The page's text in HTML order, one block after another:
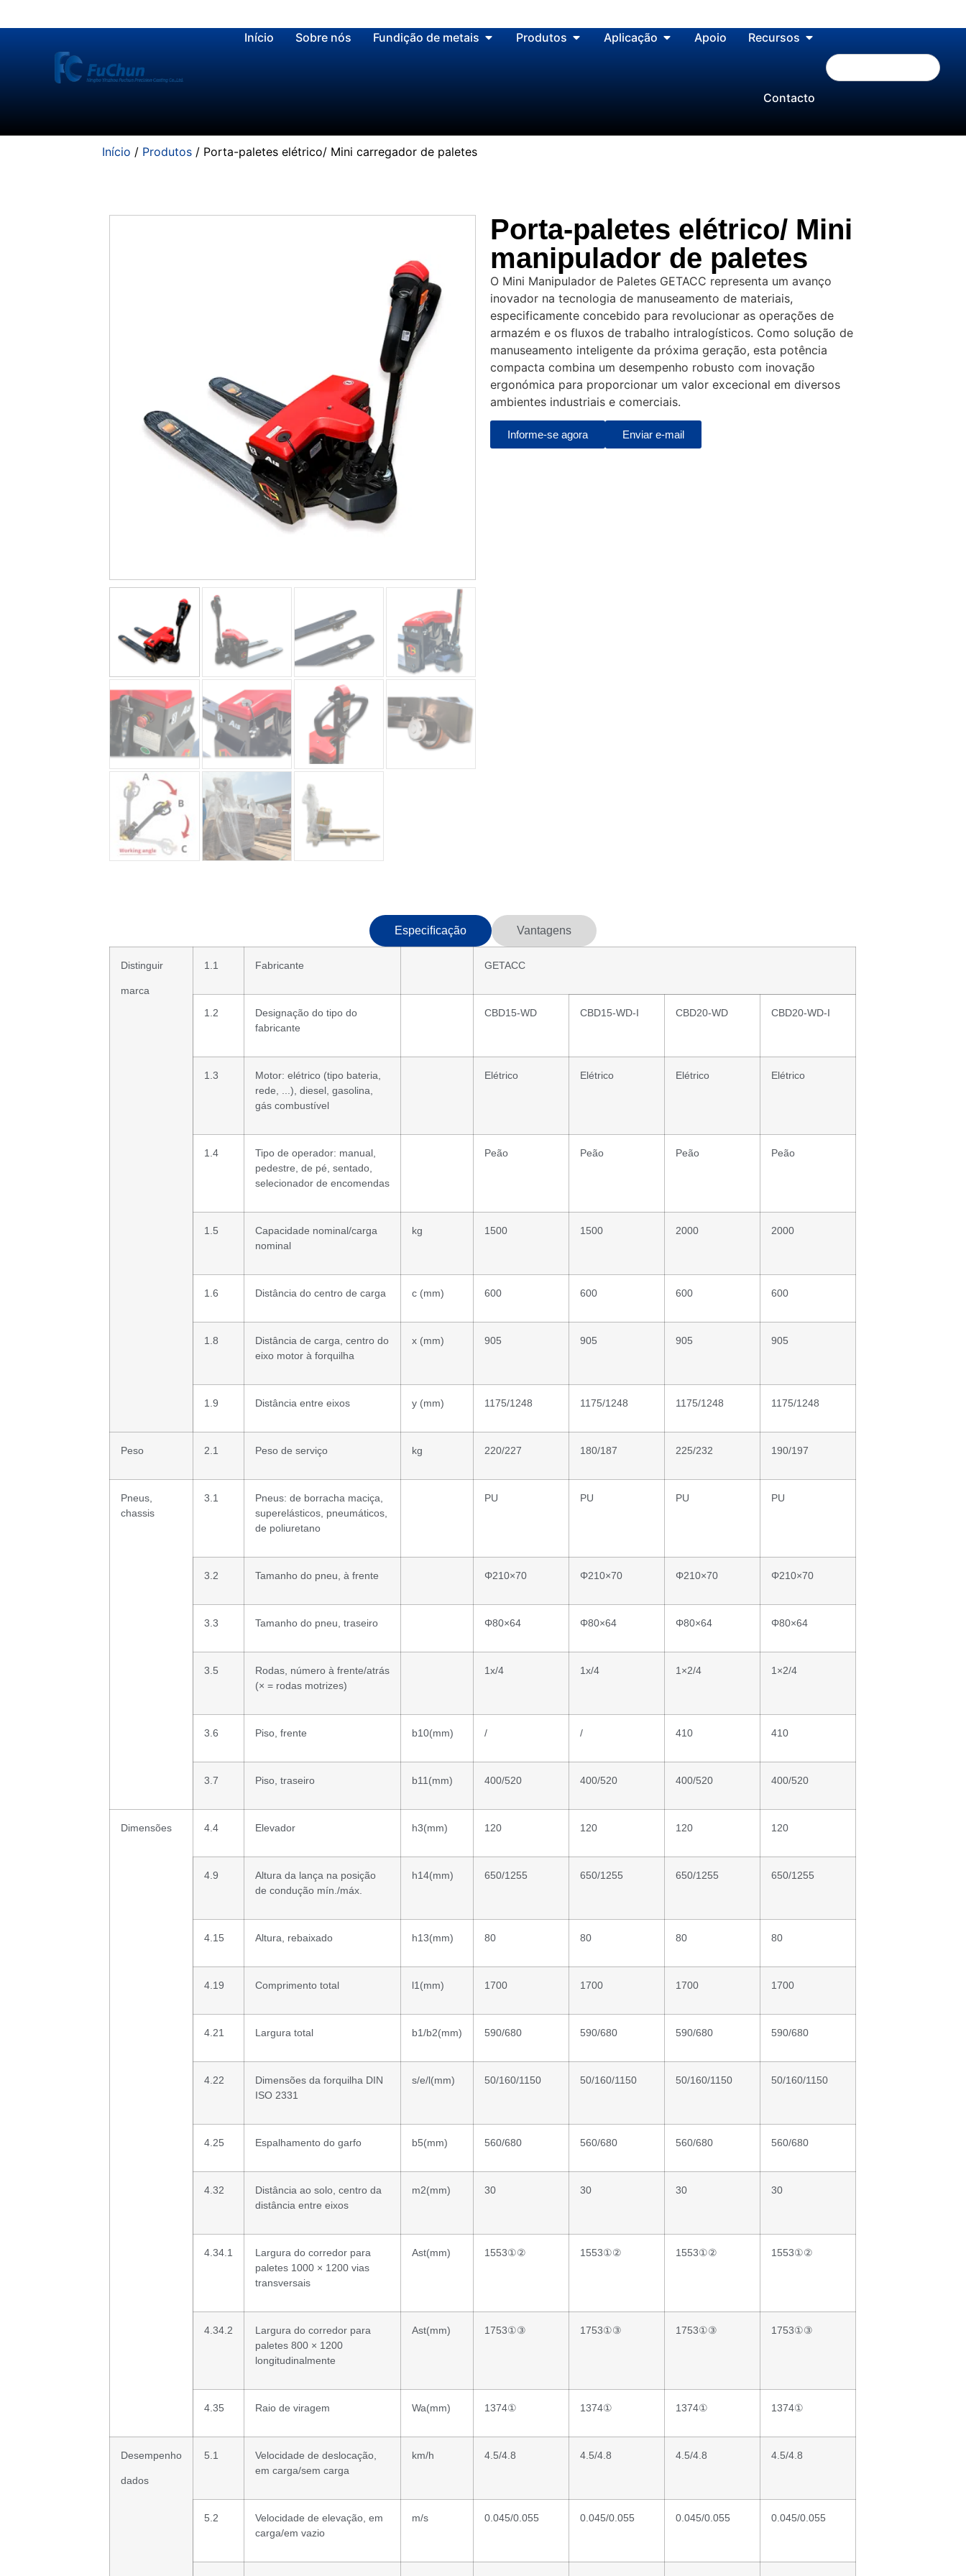
Início Sobre nós Fundição de metais Produtos Aplicação Apoio Recursos
Contacto
Início / Produtos / Porta-paletes elétrico/ Mini carregador de paletes
Porta-paletes elétrico/ Mini
manipulador de paletes
O Mini Manipulador de Paletes GETACC representa um avanço
inovador na tecnologia de manuseamento de materiais,
especificamente concebido para revolucionar as operações de
armazém e os fluxos de trabalho intralogísticos. Como solução de
manuseamento inteligente da próxima geração, esta potência
compacta combina um desempenho robusto com inovação
ergonómica para proporcionar um valor excecional em diversos
ambientes industriais e comerciais.
Informe-se agora Enviar e-mail
Especiﬁcação Vantagens
Distinguir
marca
1.1 Fabricante GETACC
1.2
Designação do tipo do
fabricante
CBD15-WD CBD15-WD-I CBD20-WD CBD20-WD-I
1.3
Motor: elétrico (tipo bateria,
rede, ...), diesel, gasolina,
gás combustível
Elétrico Elétrico Elétrico Elétrico
1.4
Tipo de operador: manual,
pedestre, de pé, sentado,
selecionador de encomendas
Peão Peão Peão Peão
1.5
Capacidade nominal/carga
nominal
kg 1500 1500 2000 2000
1.6 Distância do centro de carga c (mm) 600 600 600 600
1.8
Distância de carga, centro do
eixo motor à forquilha
x (mm) 905 905 905 905
1.9 Distância entre eixos y (mm) 1175/1248 1175/1248 1175/1248 1175/1248
Peso 2.1 Peso de serviço kg 220/227 180/187 225/232 190/197
Pneus,
chassis
3.1
Pneus: de borracha maciça,
superelásticos, pneumáticos,
de poliuretano
PU PU PU PU
3.2 Tamanho do pneu, à frente Φ210×70 Φ210×70 Φ210×70 Φ210×70
3.3 Tamanho do pneu, traseiro Φ80×64 Φ80×64 Φ80×64 Φ80×64
3.5
Rodas, número à frente/atrás
(× = rodas motrizes)
1x/4 1x/4 1×2/4 1×2/4
3.6 Piso, frente b10(mm) / / 410 410
3.7 Piso, traseiro b11(mm) 400/520 400/520 400/520 400/520
Dimensões 4.4 Elevador h3(mm) 120 120 120 120
4.9
Altura da lança na posição
de condução mín./máx.
h14(mm) 650/1255 650/1255 650/1255 650/1255
4.15 Altura, rebaixado h13(mm) 80 80 80 80
4.19 Comprimento total l1(mm) 1700 1700 1700 1700
4.21 Largura total b1/b2(mm) 590/680 590/680 590/680 590/680
4.22
Dimensões da forquilha DIN
ISO 2331
s/e/l(mm) 50/160/1150 50/160/1150 50/160/1150 50/160/1150
4.25 Espalhamento do garfo b5(mm) 560/680 560/680 560/680 560/680
4.32
Distância ao solo, centro da
distância entre eixos
m2(mm) 30 30 30 30
4.34.1
Largura do corredor para
paletes 1000 × 1200 vias
transversais
Ast(mm) 1553①② 1553①② 1553①② 1553①②
4.34.2
Largura do corredor para
paletes 800 × 1200
longitudinalmente
Ast(mm) 1753①③ 1753①③ 1753①③ 1753①③
4.35 Raio de viragem Wa(mm) 1374① 1374① 1374① 1374①
Desempenho
dados
5.1
Velocidade de deslocação,
em carga/sem carga
km/h 4.5/4.8 4.5/4.8 4.5/4.8 4.5/4.8
5.2
Velocidade de elevação, em
carga/em vazio
m/s 0.045/0.055 0.045/0.055 0.045/0.055 0.045/0.055